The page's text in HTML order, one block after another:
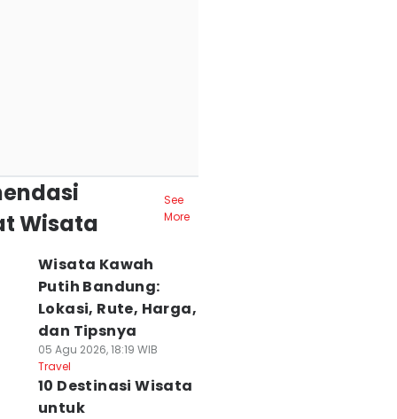
Wisata
See
More
Wisata Kawah
Putih Bandung:
Lokasi, Rute, Harga,
dan Tipsnya
05 Agu 2026, 18:19 WIB
Travel
10 Destinasi Wisata
untuk